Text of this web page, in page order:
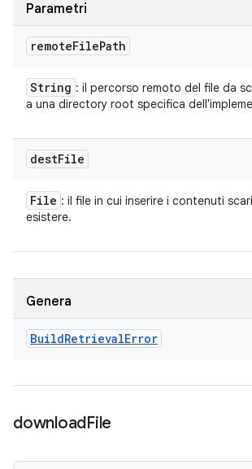
Parametri
remoteFilePath
String : il percorso remoto del file da
a una directory root specifica
destFile
File : il file in cui inserire i contenuti
esistere.
Genera
BuildRetrievalError
downloadFile